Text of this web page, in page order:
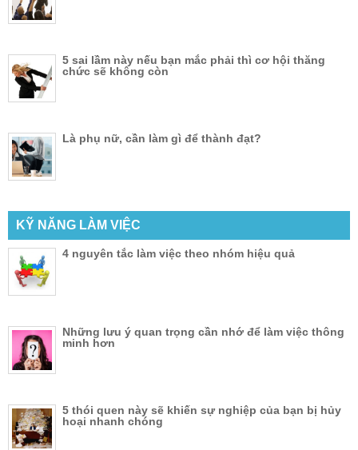
5 sai lầm này nếu bạn mắc phải thì cơ hội thăng
chức sẽ không còn
Là phụ nữ, cần làm gì để thành đạt?
KỸ NĂNG LÀM VIỆC
4 nguyên tắc làm việc theo nhóm hiệu quả
Những lưu ý quan trọng cần nhớ để làm việc thông
minh hơn
5 thói quen này sẽ khiến sự nghiệp của bạn bị hủy
hoại nhanh chóng